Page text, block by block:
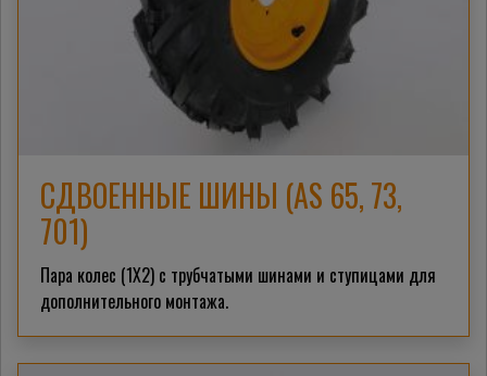
СДВОЕННЫЕ ШИНЫ (AS 65, 73,
701)
Пара колес (1Х2) с трубчатыми шинами и ступицами для
дополнительного монтажа.